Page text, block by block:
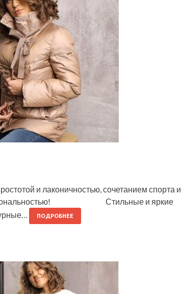
и лаконичностью, сочетанием спорта и
Стильные и яркие
ПОДРОБНЕЕ